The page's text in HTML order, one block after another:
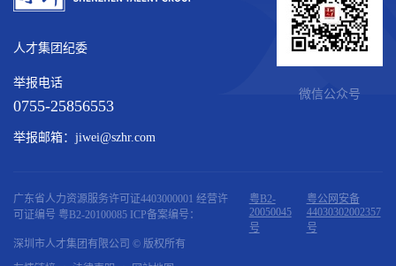
人才集团纪委
举报电话
0755-25856553
举报邮箱：jiwei@szhr.com
微信公众号
广东省人力资源服务许可证4403000001 经营许
可证编号 粤B2-20100085 ICP备案编号：
粤B2-
20050045
号
粤公网安备
44030302002357
号
深圳市人才集团有限公司 © 版权所有